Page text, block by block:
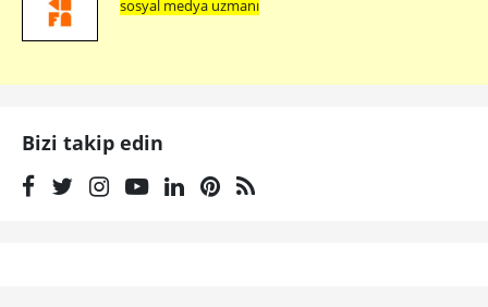
sosyal medya uzmanı
Bizi takip edin